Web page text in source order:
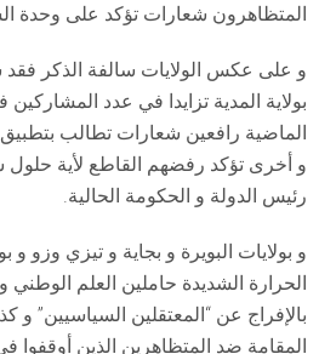
المتظاهرون شعارات تؤكد على وحدة
و على عكس الولايات سالفة الذكر
بولاية المدية تزايدا في عدد المشاركين
و أخرى تؤكد رفضهم القاطع لأية حلول
رئيس الدولة و الحكومة الحالية.
و بولايات البويرة و بجاية و تيزي وزو
الحرارة الشديدة حاملين العلم الوطني و
بالإفراج عن “المعتقلين السياسيين” و